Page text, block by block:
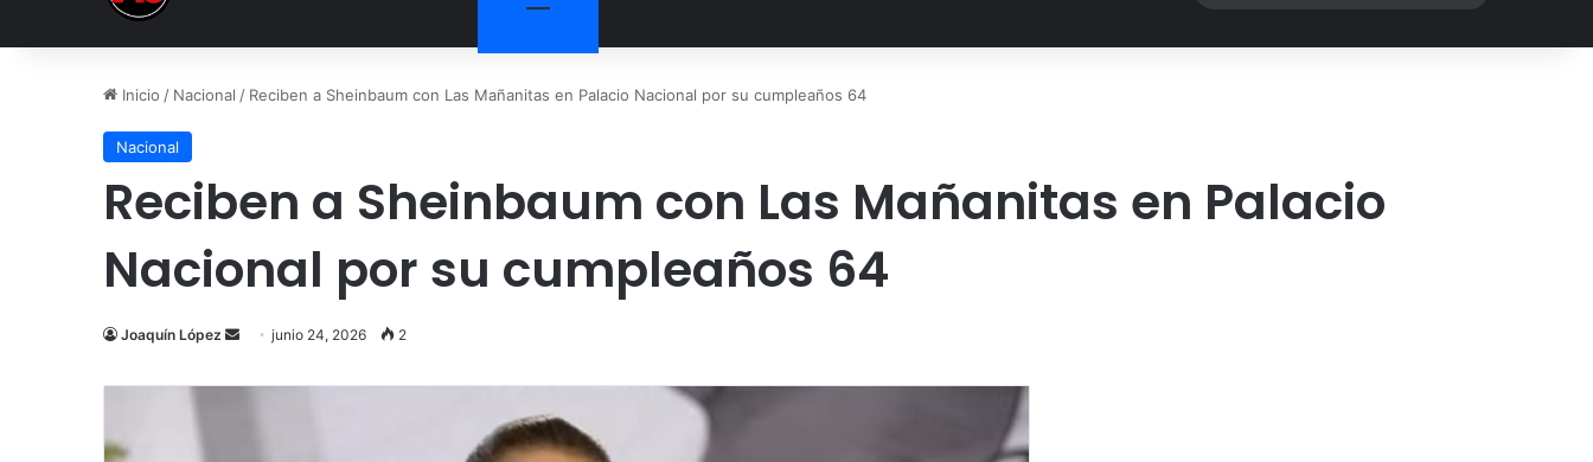
Inicio / Nacional / Reciben a Sheinbaum con Las Mañanitas en Palacio Nacional por su cumpleaños 64
Nacional
Reciben a Sheinbaum con Las Mañanitas en Palacio
Nacional por su cumpleaños 64
Joaquín López
Send
email
junio 24, 2026 2